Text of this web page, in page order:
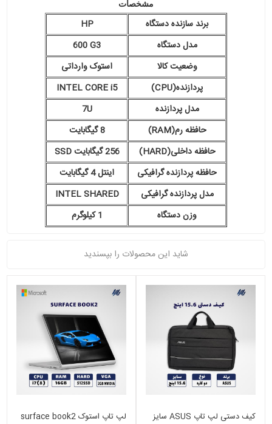
مشخصات
برند سازنده دستگاه
HP
مدل دستگاه
600 G3
وضعیت کالا
استوک وارداتی
پردازنده(CPU)
INTEL CORE i5
مدل پردازنده
7U
حافظه رم(RAM)
8 گیگابایت
حافظه داخلی(HARD)
256 گیگابایت SSD
حافظه پردازنده گرافیکی
اینتل 4 گیگابایت
مدل پردازنده گرافیکی
INTEL SHARED
وزن دستگاه
1 کیلوگرم
شاید این محصولات را بپسندید
کیف دستی لپ تاپ ASUS سایز
لپ تاپ استوک surface book2